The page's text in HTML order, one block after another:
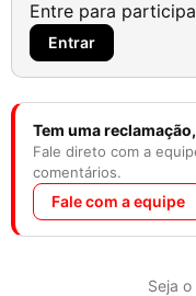
Entre para
Entrar
Tem uma
Fale direto com a
comentários.
Fale com a equipe
Seja